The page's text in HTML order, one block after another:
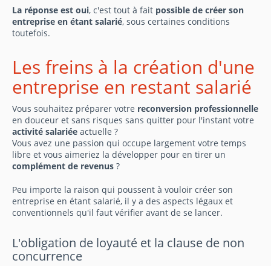
La réponse est oui, c'est tout à fait possible de créer son
entreprise en étant salarié, sous certaines conditions
toutefois.
Les freins à la création d'une
entreprise en restant salarié
Vous souhaitez préparer votre reconversion professionnelle
en douceur et sans risques sans quitter pour l'instant votre
activité salariée actuelle ?
Vous avez une passion qui occupe largement votre temps
libre et vous aimeriez la développer pour en tirer un
complément de revenus ?
Peu importe la raison qui poussent à vouloir créer son
entreprise en étant salarié, il y a des aspects légaux et
conventionnels qu'il faut vérifier avant de se lancer.
L'obligation de loyauté et la clause de non
concurrence